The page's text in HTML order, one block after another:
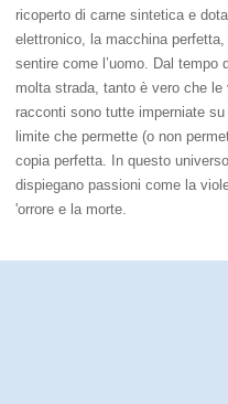
ricoperto di carne sintetica e
elettronico, la macchina
sentire come l’uomo. Dal
molta strada, tanto è vero che
racconti sono tutte imperniate
limite che permette (o non
copia perfetta. In questo
dispiegano passioni come la
'orrore e la morte.